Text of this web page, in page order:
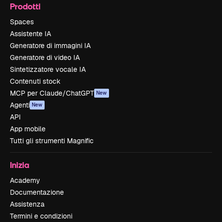
Prodotti
Spaces
Assistente IA
Generatore di immagini IA
Generatore di video IA
Sintetizzatore vocale IA
Contenuti stock
MCP per Claude/ChatGPT New
Agenti New
API
App mobile
Tutti gli strumenti Magnific
Inizia
Academy
Documentazione
Assistenza
Termini e condizioni